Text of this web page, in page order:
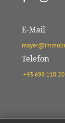
E-Mail
Telefon
+43 699 110